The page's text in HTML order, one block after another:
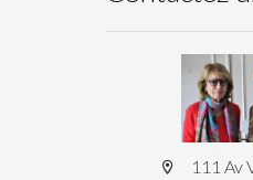
111 Av